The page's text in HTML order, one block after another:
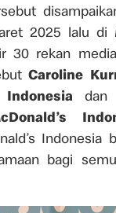
2025 lalu di
30 rekan
Caroline
dan
Indonesia
bagi